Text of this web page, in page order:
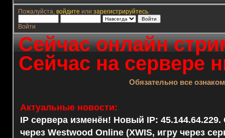
Пожалуйста, войдите или зарегистрируйтесь.
Войти
Сейчас онлайн
Сейчас на сервере
Обязательно все
Актуальные новости:
IP сервера изменён! Новый IP: 45.144.64.229.
через Westwood Online (XWIS, игру через